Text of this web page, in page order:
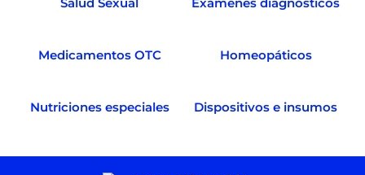
Medicamentos OTC Homeopáticos
Nutriciones especiales Dispositivos e insumos